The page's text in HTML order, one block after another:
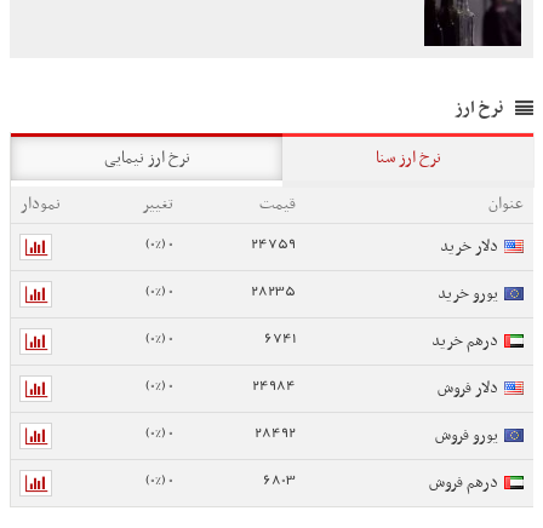
نرخ ارز
نرخ ارز سنا
نرخ ارز نیمایی
عنوان
قیمت تغییر
نمودار
دلار خرید
24759
0 (0%)
یورو خرید 28235
0 (0%)
درهم خرید 6741
0 (0%)
دلار فروش 24984
0 (0%)
یورو فروش 28492
0 (0%)
درهم فروش 6803
0 (0%)